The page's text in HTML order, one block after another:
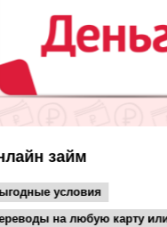
займ
условия
на любую карту